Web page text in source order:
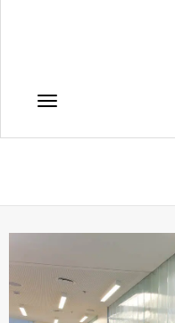
תפריט